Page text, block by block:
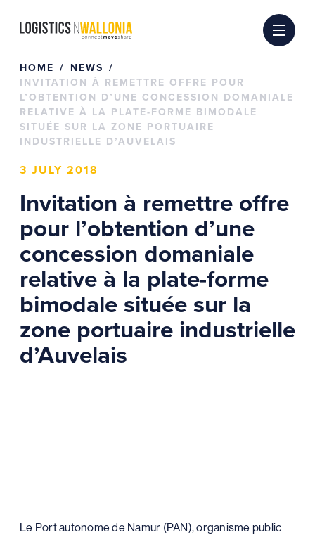
HOME
NEWS
INVITATION À REMETTRE OFFRE POUR
L’OBTENTION D’UNE CONCESSION DOMANIALE
RELATIVE À LA PLATE-FORME BIMODALE
SITUÉE SUR LA ZONE PORTUAIRE
INDUSTRIELLE D’AUVELAIS
3 JULY 2018
Invitation à remettre offre
pour l’obtention d’une
concession domaniale
relative à la plate-forme
bimodale située sur la
zone portuaire industrielle
d’Auvelais
Le Port autonome de Namur (PAN), organisme public